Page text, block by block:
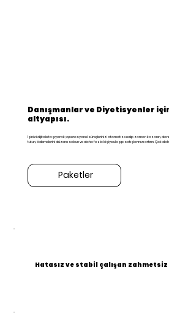
Danışmanlar ve Diyetisyenler
altyapısı.
İşinizi dijitale taşıyarak; operasyonel süreçlerinizi otomatize edip zaman kazanın,
tutun, ödemelerini düzene sokun ve daha fazla kişiye ulaşıp satışlarınızı artırın. Çok
Paketler
Hatasız ve stabil çalışan